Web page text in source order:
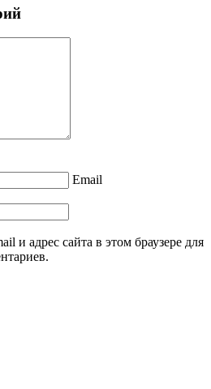
Email
и адрес сайта в этом браузере для